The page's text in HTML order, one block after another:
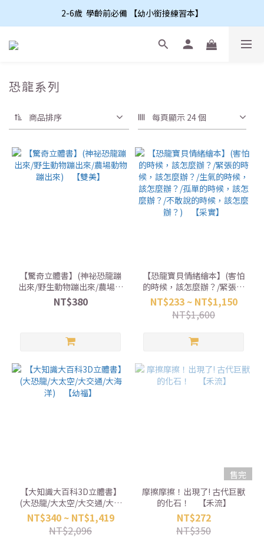
2-6歲  學齡前必備 【幼小銜接練習本】
恐龍系列
商品排序 每頁顯示 24 個
【驚奇立體書】(神祕恐龍蹦
出來/野生動物蹦出來/農場動
物蹦出來) 【雙美】
NT$380
【恐龍寶貝情緒繪本】(害怕
的時候，該怎麼辦？/緊張的
時候，該怎麼辦？/生氣的時
候，該怎麼辦？/孤單的時
候，該怎麼辦？/不敢說的時
NT$233 ~ NT$1,150
NT$1,600
【大知識大百科3D立體書】
(大恐龍/大太空/大交通/大海
洋) 【幼福】
NT$340 ~ NT$1,419
NT$2,096
售完
摩擦摩擦！出現了! 古代巨獸
的化石！ 【禾流】
NT$272
NT$350